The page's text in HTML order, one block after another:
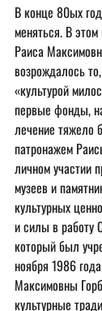
В конце 80ых
меняться. В
Раиса
возрождалось
«культурой
первые фонды,
лечение тяжело
патронажем
личном участии
музеев и
культурных
и силы в работу
который был
ноября 1986
Максимовны
культурные